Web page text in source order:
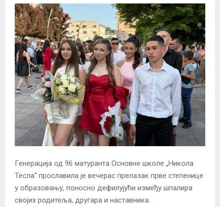
Генерација од 96 матуранта Основне школе „Никола
Тесла“ прославила је вечерас прелазак прве степенице
у образовању, поносно дефилујући између шпалира
својих родитеља, другара и наставника.